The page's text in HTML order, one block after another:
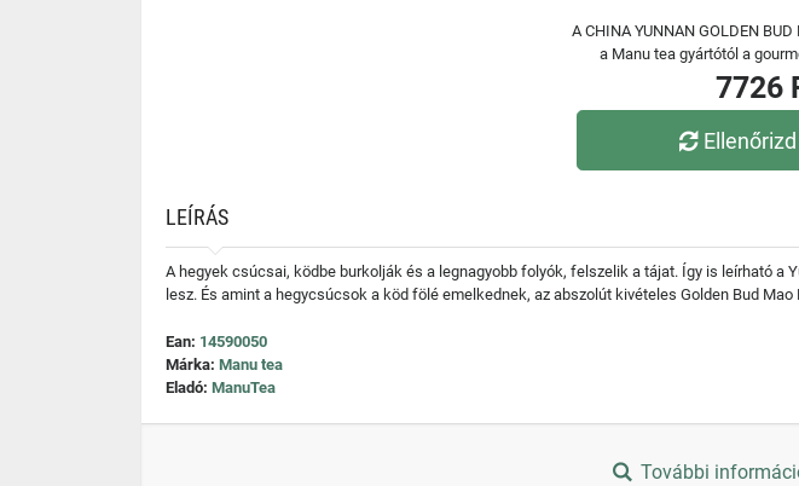
A CHINA YUNNAN GOLDEN
a Manu tea gyártótól a
7726
LEÍRÁS
A hegyek csúcsai, ködbe burkolják és a legnagyobb folyók, felszelik a tájat. Így is leírható
lesz. És amint a hegycsúcsok a köd fölé emelkednek, az abszolút kivételes Golden Bud
Ean: 14590050
Márka: Manu tea
Eladó: ManuTea
További